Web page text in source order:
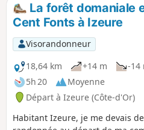
La forêt domaniale
Cent Fonts à Izeure
Visorandonneur
18,64 km
+14 m
-14
5h 20
Moyenne
Départ à Izeure (Côte-d'Or)
Habitant Izeure, je me devais